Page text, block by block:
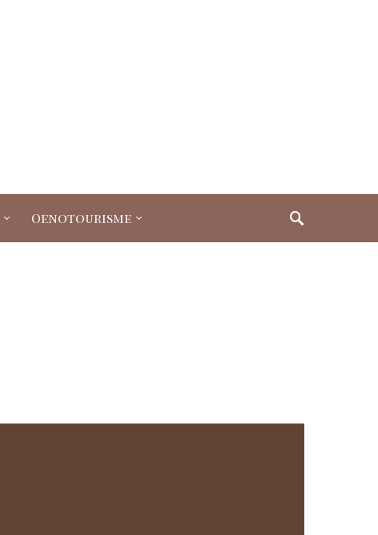
Oenotourisme